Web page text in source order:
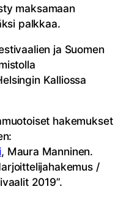
maksamaan
palkkaa.
ja Suomen
Kalliossa
hakemukset
, Maura Manninen.
/
2019”.